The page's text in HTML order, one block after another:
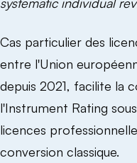
Cas particulier des
entre l'Union
depuis 2021, facilite la
l'Instrument Rating
licences
conversion classique.